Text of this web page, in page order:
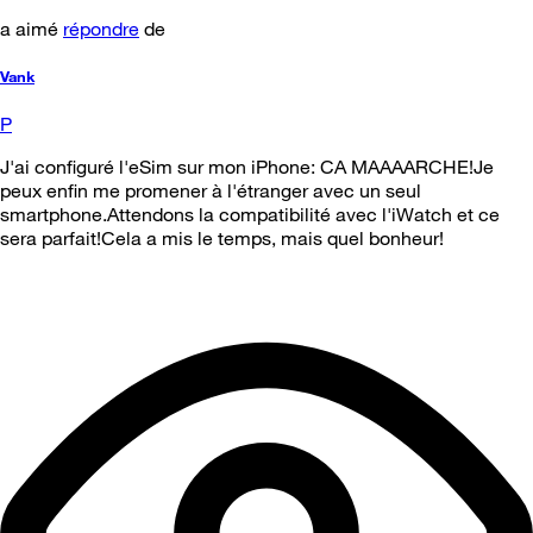
a aimé répondre de
Vank
P
J'ai configuré l'eSim sur mon iPhone: CA MAAAARCHE!Je
peux enfin me promener à l'étranger avec un seul
smartphone.Attendons la compatibilité avec l'iWatch et ce
sera parfait!Cela a mis le temps, mais quel bonheur!